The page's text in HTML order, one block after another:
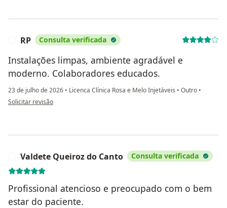
RP Consulta verificada
Instalações limpas, ambiente agradável e
moderno. Colaboradores educados.
23 de julho de 2026 • Licenca Clínica Rosa e Melo Injetáveis • Outro •
na opinião do utilizador RP
Solicitar revisão
Valdete Queiroz do Canto Consulta verificada
Profissional atencioso e preocupado com o bem
estar do paciente.